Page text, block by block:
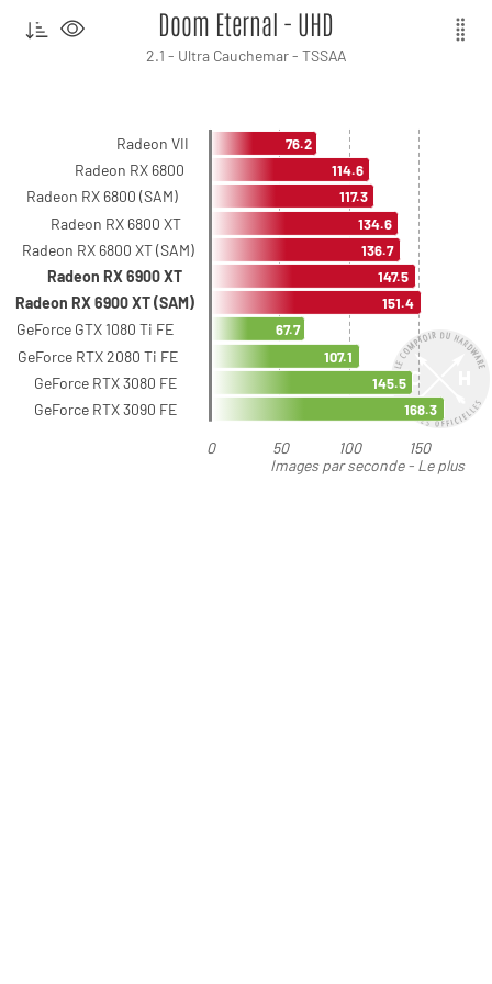
Images par seconde - Le plus
Doom Eternal - UHD
2.1 - Ultra Cauchemar - TSSAA
0 50 100 150
Radeon VII
Radeon RX 6800
Radeon RX 6800 (SAM)
Radeon RX 6800 XT
Radeon RX 6800 XT (SAM)
Radeon RX 6900 XT
Radeon RX 6900 XT (SAM)
GeForce GTX 1080 Ti FE
GeForce RTX 2080 Ti FE
GeForce RTX 3080 FE
GeForce RTX 3090 FE
76.2
114.6
117.3
134.6
136.7
147.5
151.4
67.7
107.1
145.5
168.3